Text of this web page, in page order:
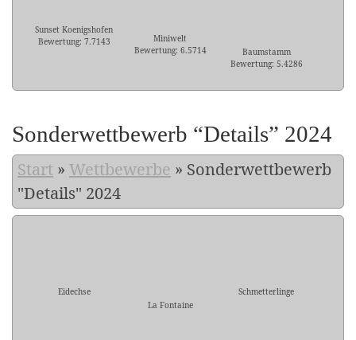
Sunset Koenigshofen
Bewertung: 7.7143
Miniwelt
Bewertung: 6.5714
Baumstamm
Bewertung: 5.4286
Sonderwettbewerb “Details” 2024
Start » Wettbewerbe » Sonderwettbewerb
"Details" 2024
Eidechse
La Fontaine
Schmetterlinge